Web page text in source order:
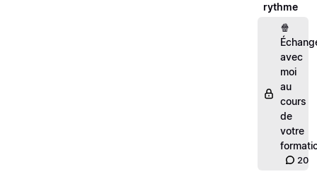
rythme
🍿
avec
moi
au
cours
de
votre
20